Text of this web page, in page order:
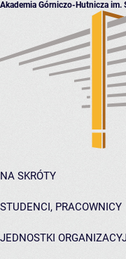
Akademia Górniczo-Hutnicza im.
NA SKRÓTY
STUDENCI, PRACOWNICY
JEDNOSTKI